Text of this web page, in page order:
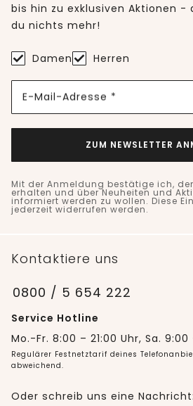
bis hin zu exklusiven Aktionen
du nichts mehr!
Damen Herren
E-Mail-Adresse *
ZUM NEWSLETTER
Mit der Anmeldung bestätige ich,
erhalten und über Neuheiten und
informiert werden zu wollen. Diese
jederzeit widerrufen werden.
Kontaktiere uns
0800 / 5 654 222
Service Hotline
Mo.-Fr. 8:00 – 21:00 Uhr, Sa. 9:00
Regulärer Festnetztarif deines
abweichend.
Oder schreib uns eine Nachricht: